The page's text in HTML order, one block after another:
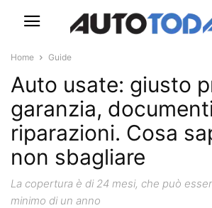
Home Guide
Auto usate: giusto
garanzia,
riparazioni. Cosa
non sbagliare
La copertura è di 24 mesi, che può
minimo di un anno